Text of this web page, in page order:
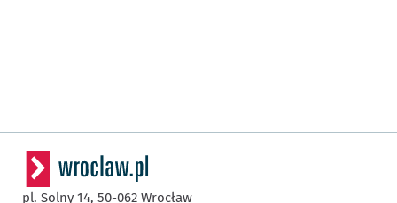
pl. Solny 14, 50-062 Wrocław